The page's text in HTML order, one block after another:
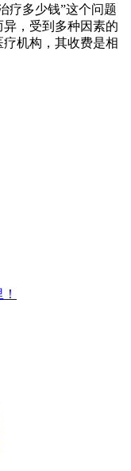
疗多少钱”这个问题
，受到多种因素的
机构，其收费是相